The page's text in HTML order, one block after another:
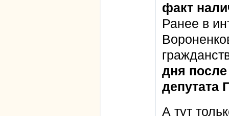
факт
Ранее в
дня
депутата
А тут